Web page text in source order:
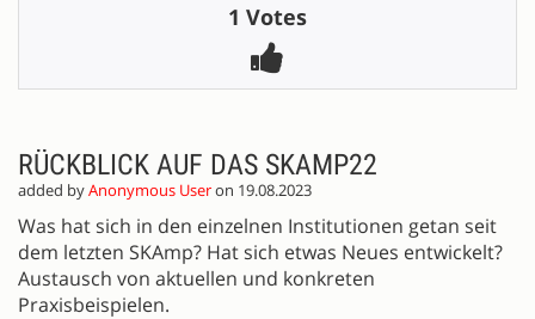
1 Votes
RÜCKBLICK AUF DAS SKAMP22
added byAnonymous Useron 19.08.2023
Was hat sich in den einzelnen Institutionen getan seit
dem letzten SKAmp? Hat sich etwas Neues entwickelt?
Austausch von aktuellen und konkreten
Praxisbeispielen.